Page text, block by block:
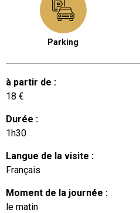
Parking
à partir de :
18 €
Durée :
1h30
Langue de la visite :
Français
Moment de la journée :
le matin